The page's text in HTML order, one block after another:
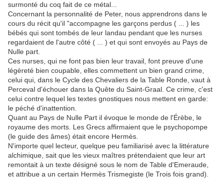
surmonté du coq fait de ce métal...
Concernant la personnalité de Peter, nous apprendrons dans le
cours du récit qu'il "accompagne les garçons perdus ( ... ) les
bébés qui sont tombés de leur landau pendant que les nurses
regardaient de l'autre côté ( ... ) et qui sont envoyés au Pays de
Nulle part.
Ces nurses, qui ne font pas bien leur travail, font preuve d'une
légèreté bien coupable, elles commettent un bien grand crime,
celui qui, dans le Cycle des Chevaliers de la Table Ronde, vaut à
Perceval d'échouer dans la Quête du Saint-Graal. Ce crime, c'est
celui contre lequel les textes gnostiques nous mettent en garde:
le péché d'inattention.
Quant au Pays de Nulle Part il évoque le monde de l'Érèbe, le
royaume des morts. Les Grecs affirmaient que le psychopompe
(le guide des âmes) était encore Hermès.
N'importe quel lecteur, quelque peu familiarisé avec la littérature
alchimique, sait que les vieux maîtres prétendaient que leur art
remontait à un texte désigné sous le nom de Table d'Emeraude,
et attribue a un certain Hermès Trismegiste (le Trois fois grand).